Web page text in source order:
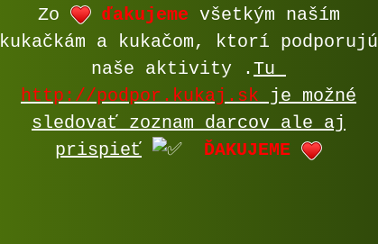
Zo ďakujeme všetkým naším
kukačkám a kukačom, ktorí podporujú
naše aktivity .Tu
http://podpor.kukaj.sk je možné
sledovať zoznam darcov ale aj
prispieť
ĎAKUJEME